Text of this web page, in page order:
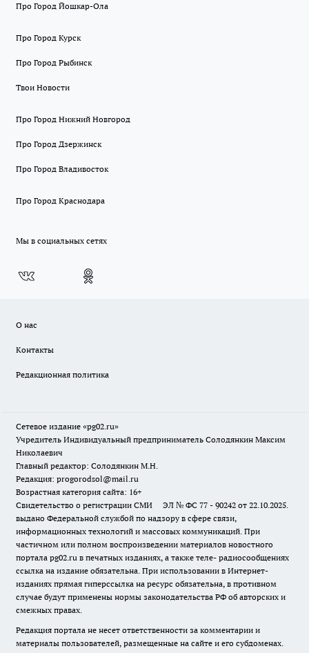
Про Город Йошкар-Ола
Про Город Курск
Про Город Рыбинск
Твои Новости
Про Город Нижний Новгород
Про Город Дзержинск
Про Город Владивосток
Про Город Краснодара
Мы в социальных сетях
О нас
Контакты
Редакционная политика
Сетевое издание «pg02.ru»
Учредитель Индивидуальный предприниматель Солодянкин Максим
Николаевич
Главный редактор: Солодянкин М.Н.
Редакция: progorodsol@mail.ru
Возрастная категория сайта: 16+
Свидетельство о регистрации СМИ ЭЛ № ФС 77 - 90242 от 22.10.2025.
выдано Федеральной службой по надзору в сфере связи,
информационных технологий и массовых коммуникаций. При
частичном или полном воспроизведении материалов новостного
портала pg02.ru в печатных изданиях, а также теле- радиосообщениях
ссылка на издание обязательна. При использовании в Интернет-
изданиях прямая гиперссылка на ресурс обязательна, в противном
случае будут применены нормы законодательства РФ об авторских и
смежных правах.
Редакция портала не несет ответственности за комментарии и
материалы пользователей, размещенные на сайте и его субдоменах.